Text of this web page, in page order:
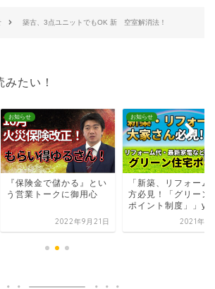
築古、3点ユニットでもOK 新 空室解消法！
たい！
お知らせ
『保険金で儲かる』とい
う営業トークに御用心
2022年9月21日
お知らせ
「新築、リフォーム
方必見！「グリーン
ポイント制度」」
2021年6